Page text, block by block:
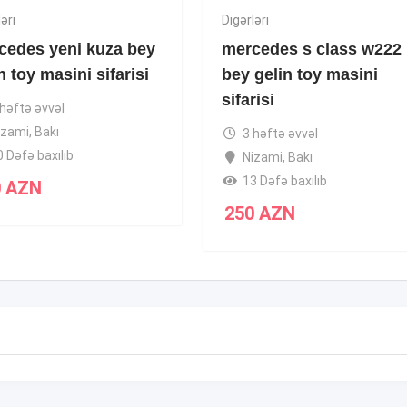
yeni kuza bey
toy masini sifarisi
əvvəl
, Bakı
Dəfə baxılıb
AZN
Digərləri
mercedes s class w222
bey gelin toy masini
sifarisi
3 həftə əvvəl
Nizami, Bakı
13 Dəfə baxılıb
250AZN